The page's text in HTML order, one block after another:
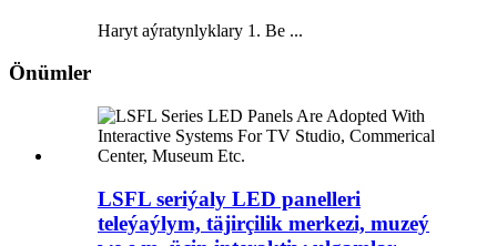
Haryt aýratynlyklary 1. Be ...
Önümler
LSFL seriýaly LED panelleri
teleýaýlym, täjirçilik merkezi, muzeý